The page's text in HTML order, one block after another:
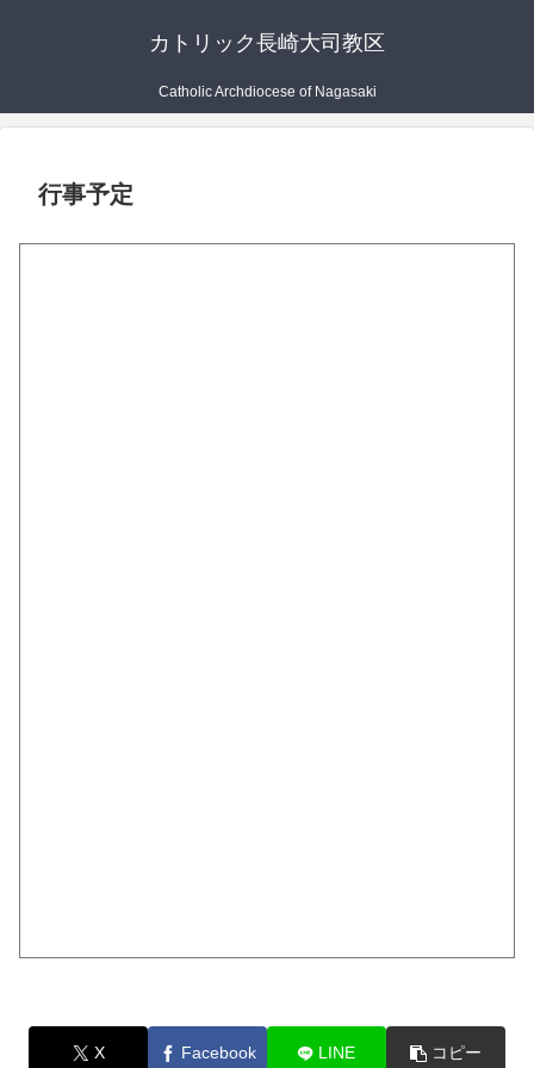
カトリック長崎大司教区
Catholic Archdiocese of Nagasaki
行事予定
X Facebook LINE コピー